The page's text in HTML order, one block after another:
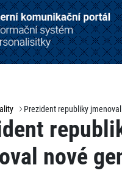
Prezident republiky
nové